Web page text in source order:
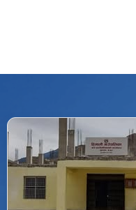
f Facebook